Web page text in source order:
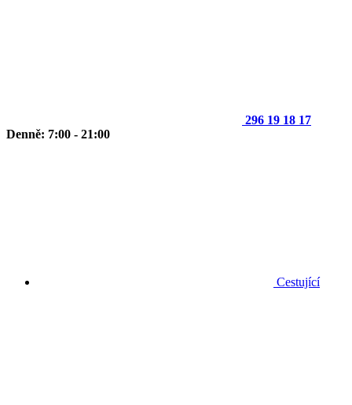
296 19 18 17
Denně: 7:00 - 21:00
Cestující